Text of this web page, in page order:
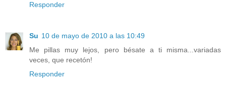
Responder
Su 10 de mayo de 2010 a las 10:49
Me pillas muy lejos, pero bésate a ti misma...variadas
veces, que recetón!
Responder